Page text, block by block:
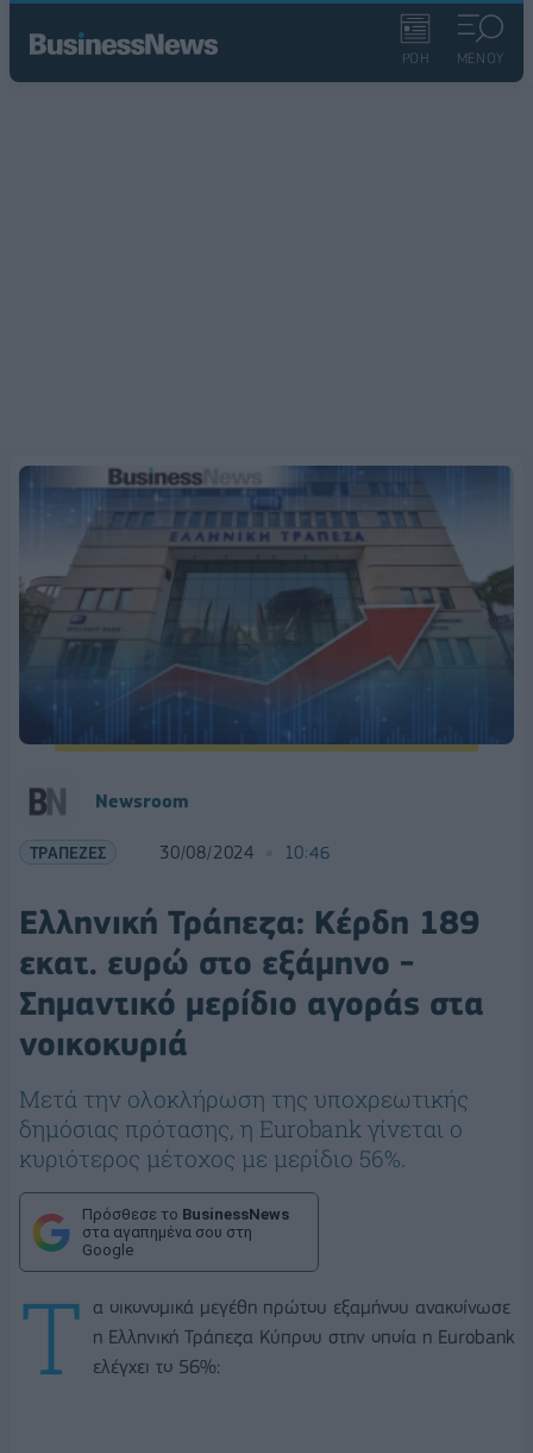
ΡΟΗ ΜΕΝΟΥ
Newsroom
ΤΡΑΠΕΖΕΣ 30/08/2024 10:46
Ελληνική Τράπεζα: Κέρδη 189
εκατ. ευρώ στο εξάμηνο -
Σημαντικό μερίδιο αγοράς στα
νοικοκυριά
Μετά την ολοκλήρωση της υποχρεωτικής
δημόσιας πρότασης, η Eurobank γίνεται ο
κυριότερος μέτοχος με μερίδιο 56%.
Πρόσθεσε το BusinessNews
στα αγαπημένα σου στη
Google
Τ
α οικονομικά μεγέθη πρώτου εξαμήνου ανακοίνωσε
η Ελληνική Τράπεζα Κύπρου στην οποία η Eurobank
ελέγχει το 56%: